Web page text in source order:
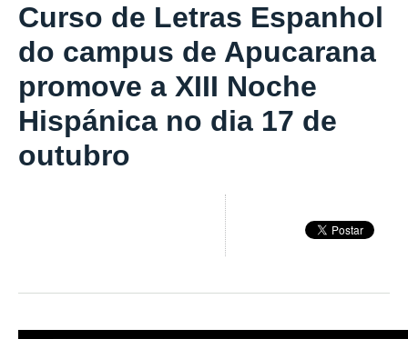
Curso de Letras Espanhol
do campus de Apucarana
promove a XIII Noche
Hispánica no dia 17 de
outubro